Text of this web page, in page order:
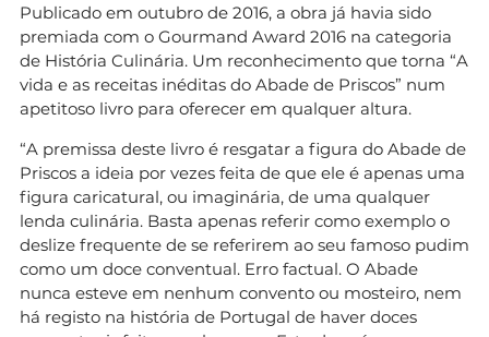
Publicado em outubro de 2016, a obra já havia sido
premiada com o Gourmand Award 2016 na categoria
de História Culinária. Um reconhecimento que torna “A
vida e as receitas inéditas do Abade de Priscos” num
apetitoso livro para oferecer em qualquer altura.
“A premissa deste livro é resgatar a figura do Abade de
Priscos a ideia por vezes feita de que ele é apenas uma
figura caricatural, ou imaginária, de uma qualquer
lenda culinária. Basta apenas referir como exemplo o
deslize frequente de se referirem ao seu famoso pudim
como um doce conventual. Erro factual. O Abade
nunca esteve em nenhum convento ou mosteiro, nem
há registo na história de Portugal de haver doces